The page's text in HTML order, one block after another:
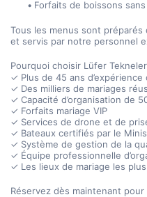
Forfaits de boissons
Tous les menus sont
et servis par notre personnel
Pourquoi choisir Lüfer
✓ Plus de 45 ans d’expérience
✓ Des milliers de mariages
✓ Capacité d’organisation de
✓ Forfaits mariage VIP
✓ Services de drone et de
✓ Bateaux certifiés par le
✓ Système de gestion de la
✓ Équipe professionnelle
✓ Les lieux de mariage les
Réservez dès maintenant